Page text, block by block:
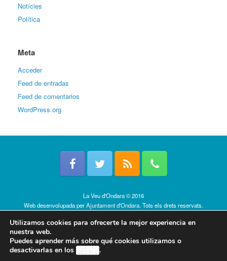
Notícies
Política
Meta
Acceder
Feed de entradas
Feed de comentarios
WordPress.org
La Veu d'Ondara © 2016
Web desenvolupada perAjuntament d'Ondara. Tots els drets reservats.
Utilizamos cookies para ofrecerte la mejor experiencia en
nuestra web.
Puedes aprender más sobre qué cookies utilizamos o
desactivarlas en los ajustes.